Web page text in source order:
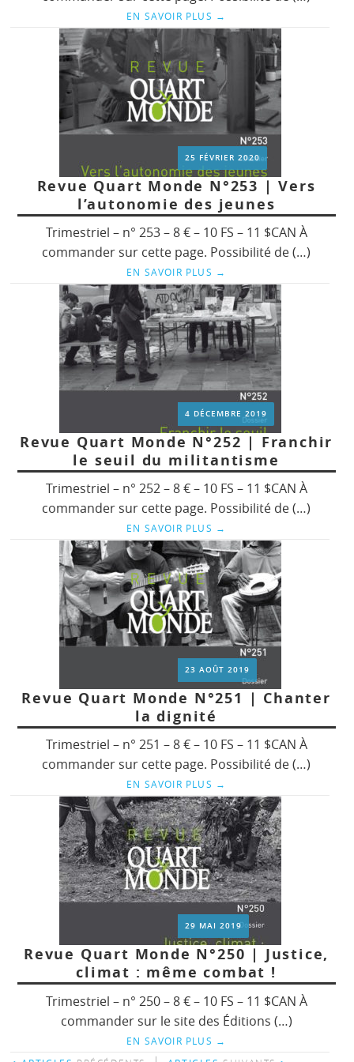
EN SAVOIR PLUS →
25 FÉVRIER 2020
Revue Quart Monde N°253 | Vers
l’autonomie des jeunes
Trimestriel – n° 253 – 8 € – 10 FS – 11 $CAN À
commander sur cette page. Possibilité de (…)
EN SAVOIR PLUS →
4 DÉCEMBRE 2019
Revue Quart Monde N°252 | Franchir
le seuil du militantisme
Trimestriel – n° 252 – 8 € – 10 FS – 11 $CAN À
commander sur cette page. Possibilité de (…)
EN SAVOIR PLUS →
23 AOÛT 2019
Revue Quart Monde N°251 | Chanter
la dignité
Trimestriel – n° 251 – 8 € – 10 FS – 11 $CAN À
commander sur cette page. Possibilité de (…)
EN SAVOIR PLUS →
29 MAI 2019
Revue Quart Monde N°250 | Justice,
climat : même combat !
Trimestriel – n° 250 – 8 € – 10 FS – 11 $CAN À
commander sur le site des Éditions (…)
EN SAVOIR PLUS →